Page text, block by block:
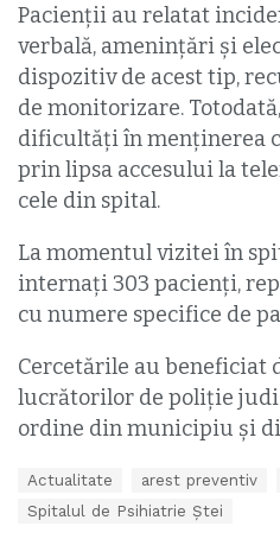
Pacienții au relatat
verbală, amenințări și
dispozitiv de acest tip,
de monitorizare.
dificultăți în menținerea
prin lipsa accesului la
cele din spital.
La momentul vizitei în
internați 303 pacienți,
cu numere specifice de
Cercetările au beneficiat
lucrătorilor de poliție
ordine din municipiu și
Actualitate arest preventiv
Spitalul de Psihiatrie Ștei